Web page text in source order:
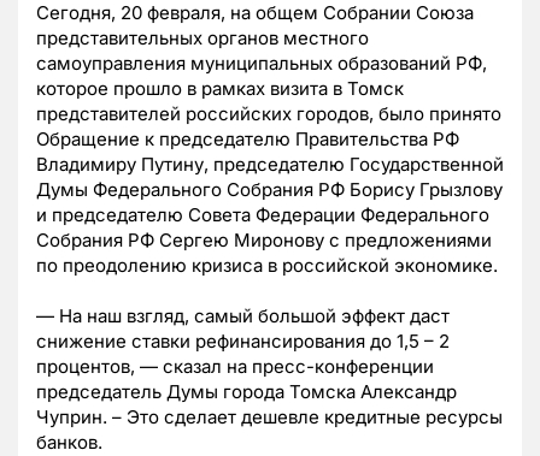
Сегодня, 20 февраля, на общем Собрании Союза
представительных органов местного
самоуправления муниципальных образований РФ,
которое прошло в рамках визита в Томск
представителей российских городов, было принято
Обращение к председателю Правительства РФ
Владимиру Путину, председателю Государственной
Думы Федерального Собрания РФ Борису Грызлову
и председателю Совета Федерации Федерального
Собрания РФ Сергею Миронову с предложениями
по преодолению кризиса в российской экономике.
— На наш взгляд, самый большой эффект даст
снижение ставки рефинансирования до 1,5 – 2
процентов, — сказал на пресс-конференции
председатель Думы города Томска Александр
Чуприн. – Это сделает дешевле кредитные ресурсы
банков.